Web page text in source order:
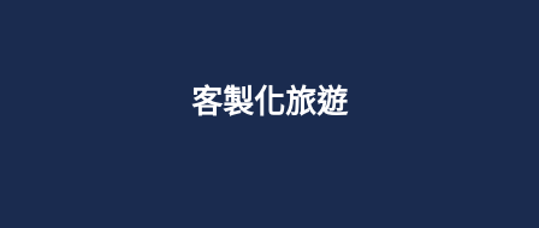
客製化旅遊